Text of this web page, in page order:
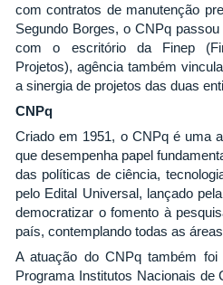
com contratos de manutenção
Segundo Borges, o CNPq
com o escritório da Finep
Projetos), agência também
a sinergia de projetos das duas
CNPq
Criado em 1951, o CNPq é uma
que desempenha papel
das políticas de ciência,
pelo Edital Universal, lançado
democratizar o fomento à
país, contemplando todas as
A atuação do CNPq também
Programa Institutos Nacionais de